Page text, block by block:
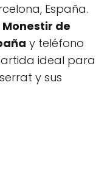
España.
Monestir de
y teléfono
ideal para
y sus